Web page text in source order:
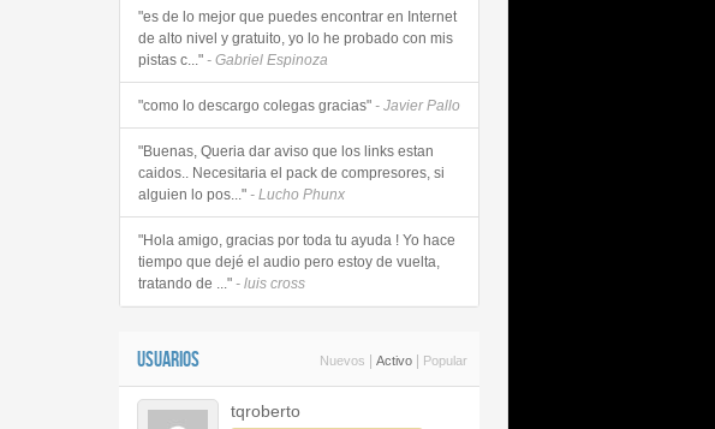
"es de lo mejor que puedes encontrar en Internet
de alto nivel y gratuito, yo lo he probado con mis
pistas c..." - Gabriel Espinoza
"como lo descargo colegas gracias" - Javier Pallo
"Buenas, Queria dar aviso que los links estan
caidos.. Necesitaria el pack de compresores, si
alguien lo pos..." - Lucho Phunx
"Hola amigo, gracias por toda tu ayuda ! Yo hace
tiempo que dejé el audio pero estoy de vuelta,
tratando de ..." - luis cross
USUARIOS Nuevos Activo Popular
tqroberto